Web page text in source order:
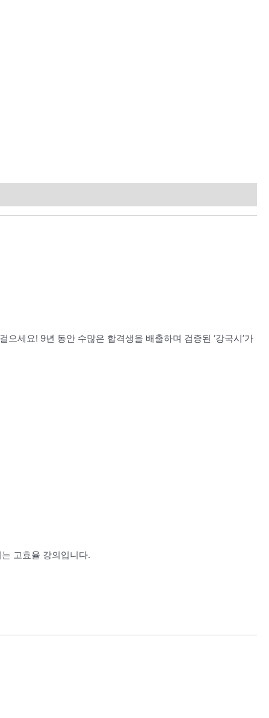
으세요! 9년 동안 수많은 합격생을 배출하며 검증된 ‘강국시’가
고효율 강의입니다.